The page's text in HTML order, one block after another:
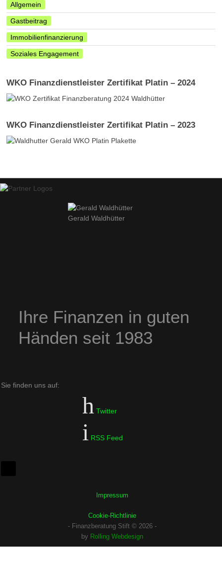
Allgemein
Gastbeitrag
Immobilienfinanzierung
Soziales Engagement
WKO Finanzdienstleister Zertifikat Platin – 2024
WKO Finanzdienstleister Zertifikat Platin – 2023
Gerald Waldhütter
Ihre Finanzen in guten
Händen seit 1983
Sie finden uns auf:
Twitter
RSS Feed
Impressum
Cookie-Richtlinie
- Finanzberatung Stift © 2026 -
by Rolling Webdesign